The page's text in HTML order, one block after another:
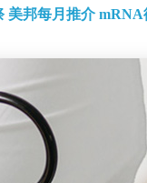
美邦每月推介 mRNA